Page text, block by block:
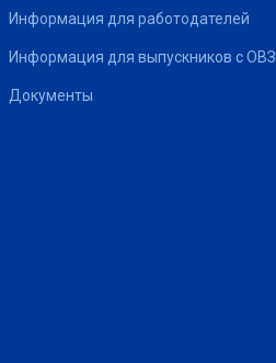
Информация для работодателей
Информация для выпускников с ОВЗ
Документы